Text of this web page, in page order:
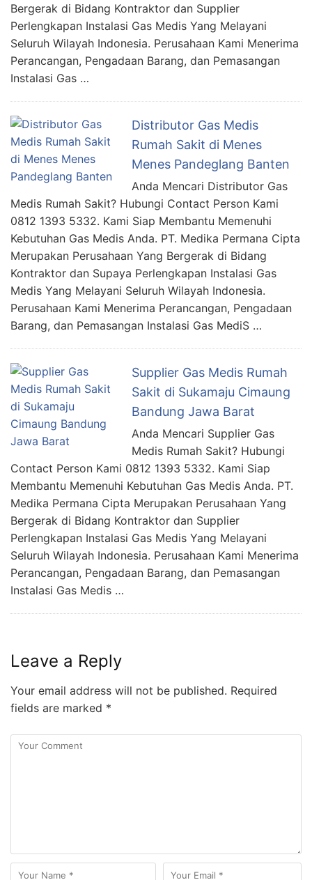
Bergerak di Bidang Kontraktor dan Supplier
Perlengkapan Instalasi Gas Medis Yang Melayani
Seluruh Wilayah Indonesia. Perusahaan Kami Menerima
Perancangan, Pengadaan Barang, dan Pemasangan
Instalasi Gas …
Distributor Gas Medis
Rumah Sakit di Menes
Menes Pandeglang Banten
Anda Mencari Distributor Gas
Medis Rumah Sakit? Hubungi Contact Person Kami
0812 1393 5332. Kami Siap Membantu Memenuhi
Kebutuhan Gas Medis Anda. PT. Medika Permana Cipta
Merupakan Perusahaan Yang Bergerak di Bidang
Kontraktor dan Supaya Perlengkapan Instalasi Gas
Medis Yang Melayani Seluruh Wilayah Indonesia.
Perusahaan Kami Menerima Perancangan, Pengadaan
Barang, dan Pemasangan Instalasi Gas MediS …
Supplier Gas Medis Rumah
Sakit di Sukamaju Cimaung
Bandung Jawa Barat
Anda Mencari Supplier Gas
Medis Rumah Sakit? Hubungi
Contact Person Kami 0812 1393 5332. Kami Siap
Membantu Memenuhi Kebutuhan Gas Medis Anda. PT.
Medika Permana Cipta Merupakan Perusahaan Yang
Bergerak di Bidang Kontraktor dan Supplier
Perlengkapan Instalasi Gas Medis Yang Melayani
Seluruh Wilayah Indonesia. Perusahaan Kami Menerima
Perancangan, Pengadaan Barang, dan Pemasangan
Instalasi Gas Medis …
Leave a Reply
Your email address will not be published. Required
fields are marked *